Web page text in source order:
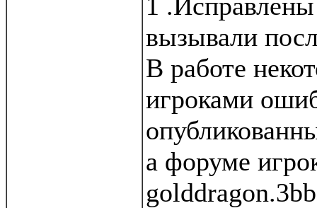
вызывали
В работе
игроками
а форуме